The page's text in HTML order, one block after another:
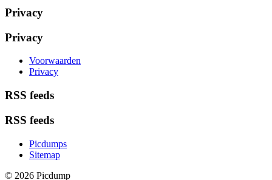
Privacy
Privacy
Voorwaarden
Privacy
RSS feeds
RSS feeds
Picdumps
Sitemap
© 2026 Picdump